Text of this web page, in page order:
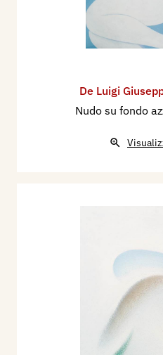
De Luigi
Nudo su fondo